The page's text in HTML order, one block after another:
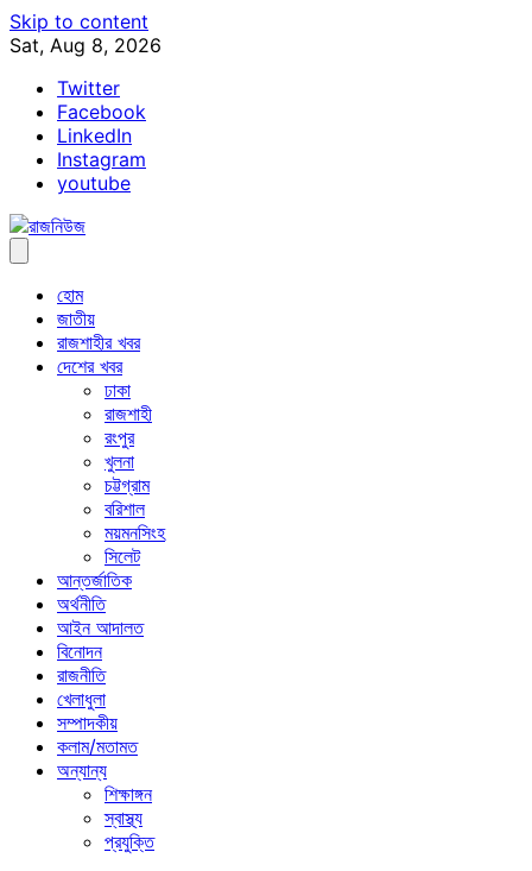
Skip to content
Sat, Aug 8, 2026
Twitter
Facebook
LinkedIn
Instagram
youtube
হোম
জাতীয়
রাজশাহীর খবর
দেশের খবর
ঢাকা
রাজশাহী
রংপুর
খুলনা
চট্টগ্রাম
বরিশাল
ময়মনসিংহ
সিলেট
আন্তর্জাতিক
অর্থনীতি
আইন আদালত
বিনোদন
রাজনীতি
খেলাধুলা
সম্পাদকীয়
কলাম/মতামত
অন্যান্য
শিক্ষাঙ্গন
স্বাস্থ্য
প্রযুক্তি